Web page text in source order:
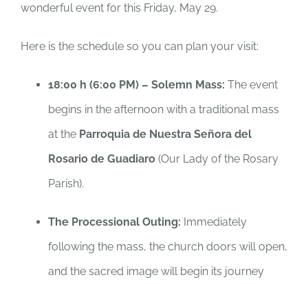
wonderful event for this Friday, May 29.
Here is the schedule so you can plan your visit:
18:00 h (6:00 PM) – Solemn Mass: The event
begins in the afternoon with a traditional mass
at the Parroquia de Nuestra Señora del
Rosario de Guadiaro (Our Lady of the Rosary
Parish).
The Processional Outing: Immediately
following the mass, the church doors will open,
and the sacred image will begin its journey